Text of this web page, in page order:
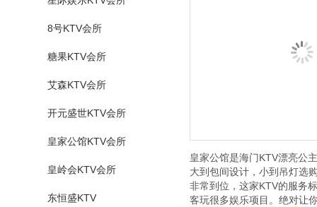
8号KTV会所
糖果KTV会所
艾森KTV会所
开元盛世KTV会所
皇家公馆KTV会所
皇岭会KTV会所
东恒盛KTV
皇家公馆是海门KTV漂亮公
大到包间设计，小到吊灯选
非常到位，这家KTV的服务
客玩很多娱乐项目。绝对让